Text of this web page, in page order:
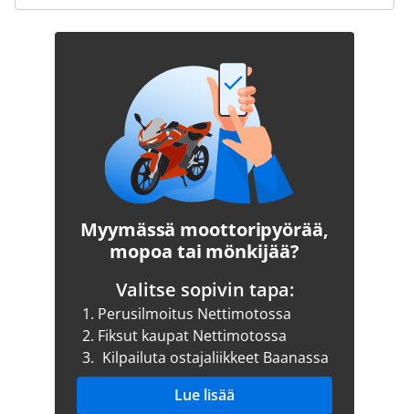
Myymässä moottoripyörää,
mopoa tai mönkijää?
Valitse sopivin tapa:
1. Perusilmoitus Nettimotossa
2. Fiksut kaupat Nettimotossa
3. Kilpailuta ostajaliikkeet Baanassa
Lue lisää